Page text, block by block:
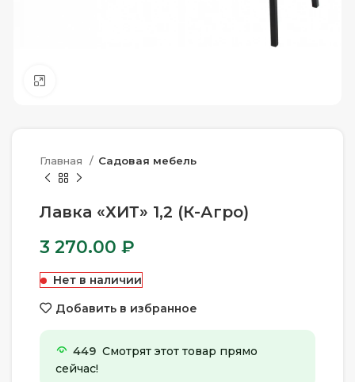
Главная Садовая мебель
Лавка «ХИТ» 1,2 (К-Агро)
3 270.00 ₽
Нет в наличии
Добавить в избранное
449 Смотрят этот товар прямо
сейчас!